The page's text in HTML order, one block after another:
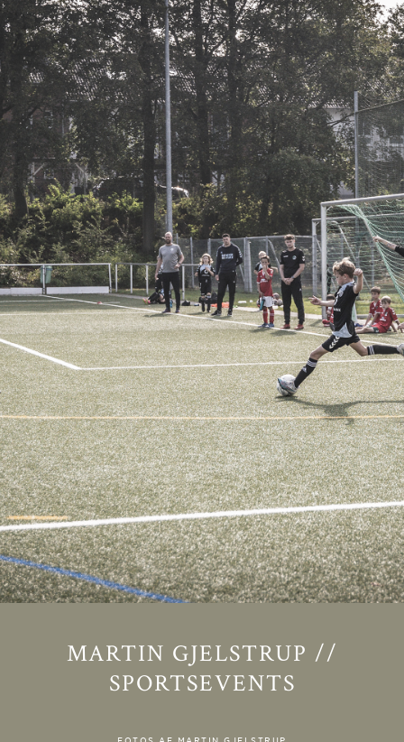
MARTIN GJELSTRUP //
SPORTSEVENTS